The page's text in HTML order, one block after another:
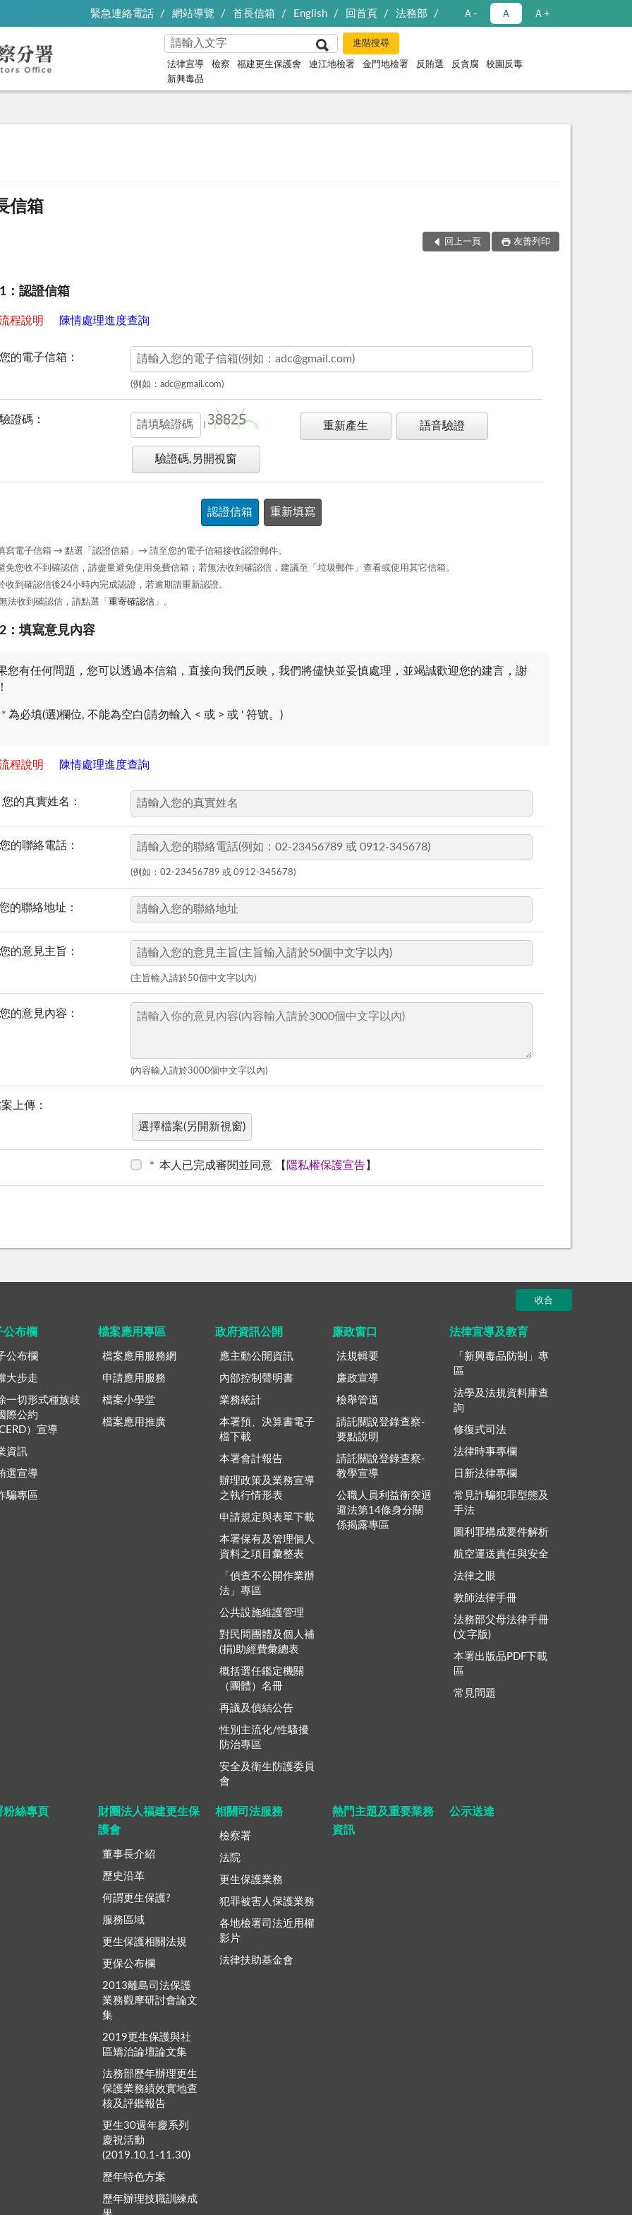
緊急連絡電話 網站導覽 首長信箱 English 回首頁 法務部 Ａ- Ａ Ａ+
法律宣導 檢察 福建更生保護會 連江地檢署 金門地檢署 反賄選 反貪腐
校園反毒
新興毒品
信箱
回上一頁 友善列印
：認證信箱
程說明 陳情處理進度查詢
的電子信箱：
(例如：adc@gmail.com)
證碼：
重新產生 語音驗證
驗證碼,另開視窗
寫電子信箱 → 點選「認證信箱」→ 請至您的電子信箱接收認證郵件。
免您收不到確認信，請盡量避免使用免費信箱；若無法收到確認信，建議至「垃圾郵件」查看或使用其它信箱。
收到確認信後24小時內完成認證，若逾期請重新認證。
法收到確認信，請點選「 重寄確認信」。
：填寫意見內容
您有任何問題，您可以透過本信箱，直接向我們反映，我們將儘快並妥慎處理，並竭誠歡迎您的建言，謝
* 為必填(選)欄位, 不能為空白(請勿輸入 < 或 > 或 ' 符號。)
程說明 陳情處理進度查詢
您的真實姓名：
的聯絡電話：
(例如：02-23456789 或 0912-345678)
聯絡地址：
的意見主旨：
(主旨輸入請於50個中文字以內)
的意見內容：
(內容輸入請於3000個中文字以內)
上傳：
* 本人已完成審閱並同意【 隱私權保護宣告】
收合
公布欄
公布欄
大步走
一切形式種族歧
際公約
）宣導
資訊
選宣導
騙專區
檔案應用專區
檔案應用服務網
申請應用服務
檔案小學堂
檔案應用推廣
政府資訊公開
應主動公開資訊
內部控制聲明書
業務統計
本署預、決算書電子
檔下載
本署會計報告
辦理政策及業務宣導
之執行情形表
申請規定與表單下載
本署保有及管理個人
資料之項目彙整表
「偵查不公開作業辦
法」專區
公共設施維護管理
對民間團體及個人補
(捐)助經費彙總表
概括選任鑑定機關
（團體）名冊
再議及偵結公告
性別主流化/性騷擾
防治專區
安全及衛生防護委員
會
廉政窗口
法規輯要
廉政宣導
檢舉管道
請託關說登錄查察-
要點說明
請託關說登錄查察-
教學宣導
公職人員利益衝突迴
避法第14條身分關
係揭露專區
法律宣導及教育
「新興毒品防制」專
區
法學及法規資料庫查
詢
修復式司法
法律時事專欄
日新法律專欄
常見詐騙犯罪型態及
手法
圖利罪構成要件解析
航空運送責任與安全
法律之眼
教師法律手冊
法務部父母法律手冊
(文字版)
本署出版品PDF下載
區
常見問題
粉絲專頁
財團法人福建更生保
護會
董事長介紹
歷史沿革
何謂更生保護?
服務區域
更生保護相關法規
更保公布欄
2013離島司法保護
業務觀摩研討會論文
集
2019更生保護與社
區矯治論壇論文集
法務部歷年辦理更生
保護業務績效實地查
核及評鑑報告
更生30週年慶系列
慶祝活動
(2019.10.1-11.30)
歷年特色方案
歷年辦理技職訓練成
相關司法服務
檢察署
法院
更生保護業務
犯罪被害人保護業務
各地檢署司法近用權
影片
法律扶助基金會
熱門主題及重要業務
資訊
公示送達